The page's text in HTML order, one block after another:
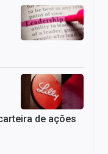
de ações